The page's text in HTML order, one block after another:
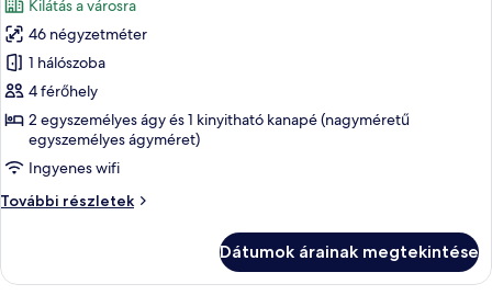
szoba
összes
képének
megtekintése:
Junior
apartman,
erkély
Kilátás a városra
46 négyzetméter
1 hálószoba
4 férőhely
2 egyszemélyes ágy és 1 kinyitható kanapé (nagyméretű
egyszemélyes ágyméret)
Ingyenes wifi
További részletek
Junior
részletei
Dátumok árainak megtekintése